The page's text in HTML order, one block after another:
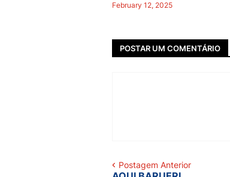
February 12, 2025
POSTAR UM COMENTÁRIO
Postagem Anterior